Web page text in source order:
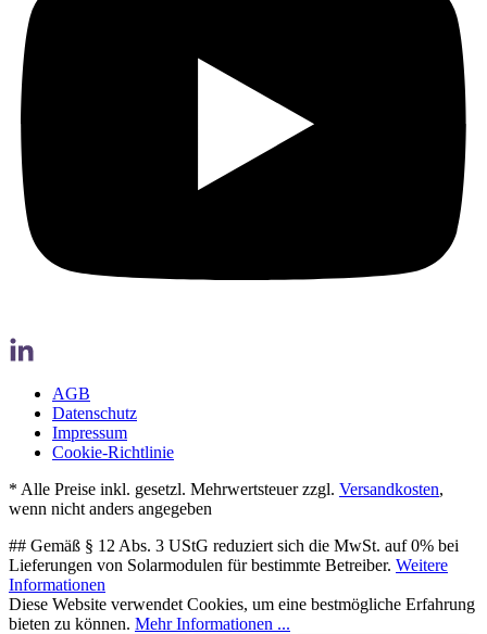
AGB
Datenschutz
Impressum
Cookie-Richtlinie
* Alle Preise inkl. gesetzl. Mehrwertsteuer zzgl. Versandkosten,
wenn nicht anders angegeben
## Gemäß § 12 Abs. 3 UStG reduziert sich die MwSt. auf 0% bei
Lieferungen von Solarmodulen für bestimmte Betreiber. Weitere
Informationen
Diese Website verwendet Cookies, um eine bestmögliche Erfahrung
bieten zu können. Mehr Informationen ...